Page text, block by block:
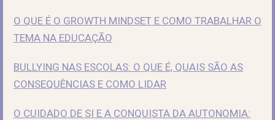
O QUE É O GROWTH MINDSET E COMO TRABALHAR O
TEMA NA EDUCAÇÃO
BULLYING NAS ESCOLAS: O QUE É, QUAIS SÃO AS
CONSEQUÊNCIAS E COMO LIDAR
O CUIDADO DE SI E A CONQUISTA DA AUTONOMIA: